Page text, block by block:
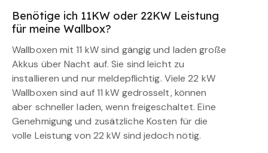
Benötige ich 11KW oder 22KW Leistung
für meine Wallbox?
Wallboxen mit 11 kW sind gängig und laden große
Akkus über Nacht auf. Sie sind leicht zu
installieren und nur meldepflichtig. Viele 22 kW
Wallboxen sind auf 11 kW gedrosselt, können
aber schneller laden, wenn freigeschaltet. Eine
Genehmigung und zusätzliche Kosten für die
volle Leistung von 22 kW sind jedoch nötig.